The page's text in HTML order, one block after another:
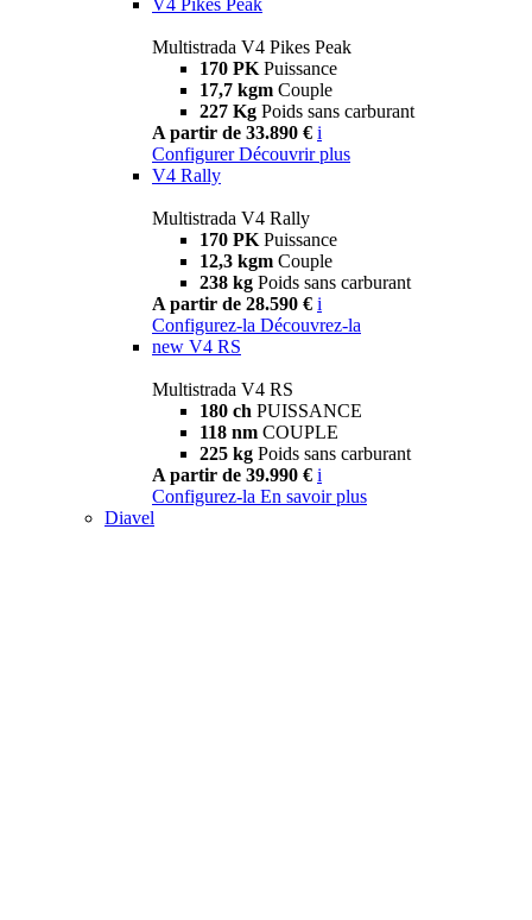
Multistrada V4 Pikes Peak
170 PK Puissance
17,7 kgm Couple
227 Kg Poids sans carburant
A partir de 33.890 € i
Configurer Découvrir plus
V4 Rally
Multistrada V4 Rally
170 PK Puissance
12,3 kgm Couple
238 kg Poids sans carburant
A partir de 28.590 € i
Configurez-la Découvrez-la
new V4 RS
Multistrada V4 RS
180 ch PUISSANCE
118 nm COUPLE
225 kg Poids sans carburant
A partir de 39.990 € i
Configurez-la En savoir plus
Diavel